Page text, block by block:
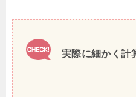
実際に細かく計